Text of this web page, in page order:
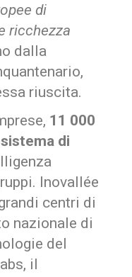
di
ricchezza
dalla
riuscita.
11 000
di
Inovallée
centri di
nazionale di
del
il